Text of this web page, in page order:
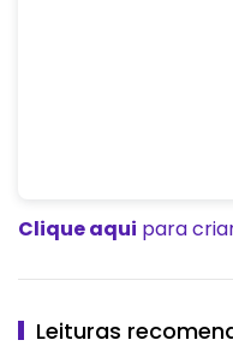
Clique aqui para
Leituras